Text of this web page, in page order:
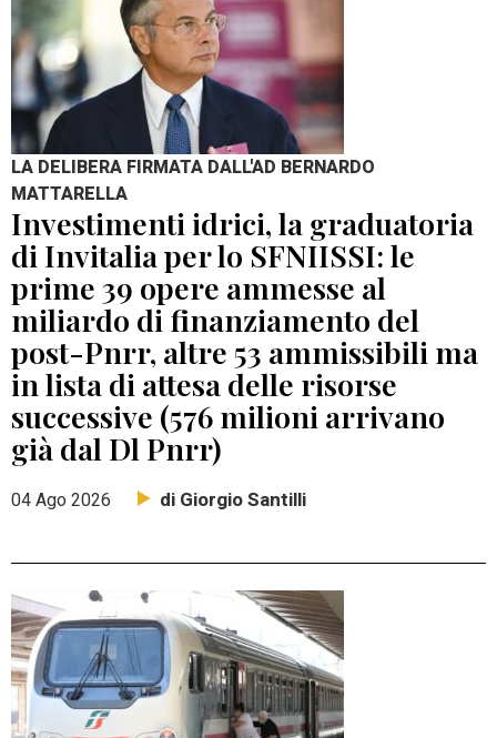
LA DELIBERA FIRMATA DALL'AD BERNARDO
MATTARELLA
Investimenti idrici, la graduatoria
di Invitalia per lo SFNIISSI: le
prime 39 opere ammesse al
miliardo di finanziamento del
post-Pnrr, altre 53 ammissibili ma
in lista di attesa delle risorse
successive (576 milioni arrivano
già dal Dl Pnrr)
04 Ago 2026 di Giorgio Santilli